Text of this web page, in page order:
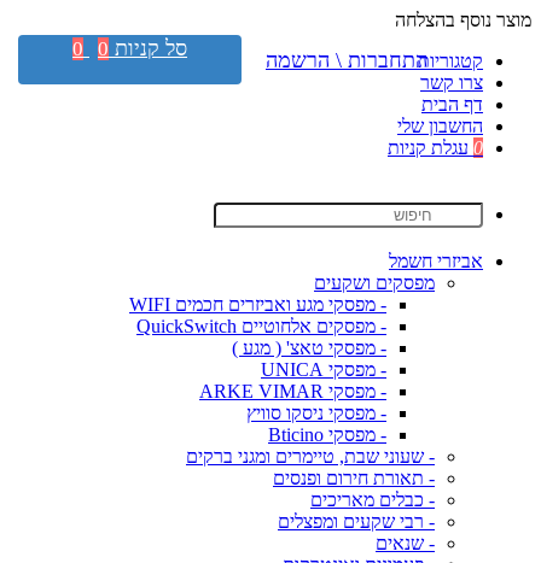
מוצר נוסף בהצלחה
קטגוריות
צרו קשר
דף הבית
החשבון שלי
0 עגלת קניות
אביזרי חשמל
מפסקים ושקעים
- מפסקי מגע ואביזרים חכמים WIFI
- מפסקים אלחוטיים QuickSwitch
- מפסקי טאצ' ( מגע )
- מפסקי UNICA
- מפסקי ARKE VIMAR
- מפסקי ניסקו סוויץ
- מפסקי Bticino
- שעוני שבת, טיימרים ומגני ברקים
- תאורת חירום ופנסים
- כבלים מאריכים
- רבי שקעים ומפצלים
- שנאים
התחברות \ הרשמה סל קניות 0
0